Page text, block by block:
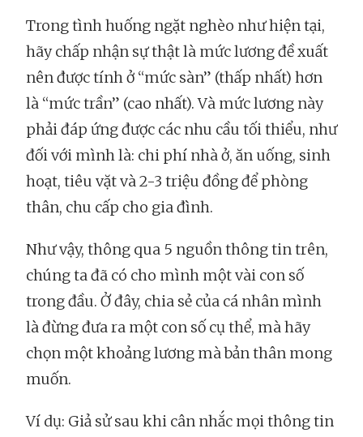
Trong tình huống ngặt nghèo như hiện tại,
hãy chấp nhận sự thật là mức lương đề xuất
nên được tính ở “mức sàn” (thấp nhất) hơn
là “mức trần” (cao nhất). Và mức lương này
phải đáp ứng được các nhu cầu tối thiểu, như
đối với mình là: chi phí nhà ở, ăn uống, sinh
hoạt, tiêu vặt và 2-3 triệu đồng để phòng
thân, chu cấp cho gia đình.
Như vậy, thông qua 5 nguồn thông tin trên,
chúng ta đã có cho mình một vài con số
trong đầu. Ở đây, chia sẻ của cá nhân mình
là đừng đưa ra một con số cụ thể, mà hãy
chọn một khoảng lương mà bản thân mong
muốn.
Ví dụ: Giả sử sau khi cân nhắc mọi thông tin